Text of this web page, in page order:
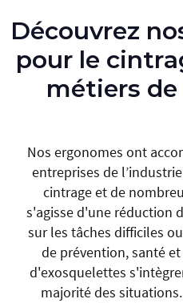
l'opérateur travaille
de l'équipement jusqu'en
électricité pour
utilisables dans tout type
industriel. Que vous
atelier de maintenance
production, le dispositif
Découvrez
pour le
métiers de
Nos ergonomes ont
entreprises de
cintrage et de
s'agisse d'une réduction
sur les tâches difficiles
de prévention, santé
d'exosquelettes
majorité des